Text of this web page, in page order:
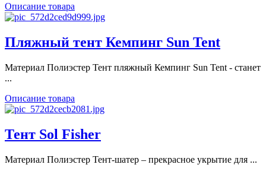
Описание товара
Пляжный тент Кемпинг Sun Tent
Материал Полиэстер Тент пляжный Кемпинг Sun Tent - станет
...
Описание товара
Тент Sol Fisher
Материал Полиэстер Тент-шатер – прекрасное укрытие для ...